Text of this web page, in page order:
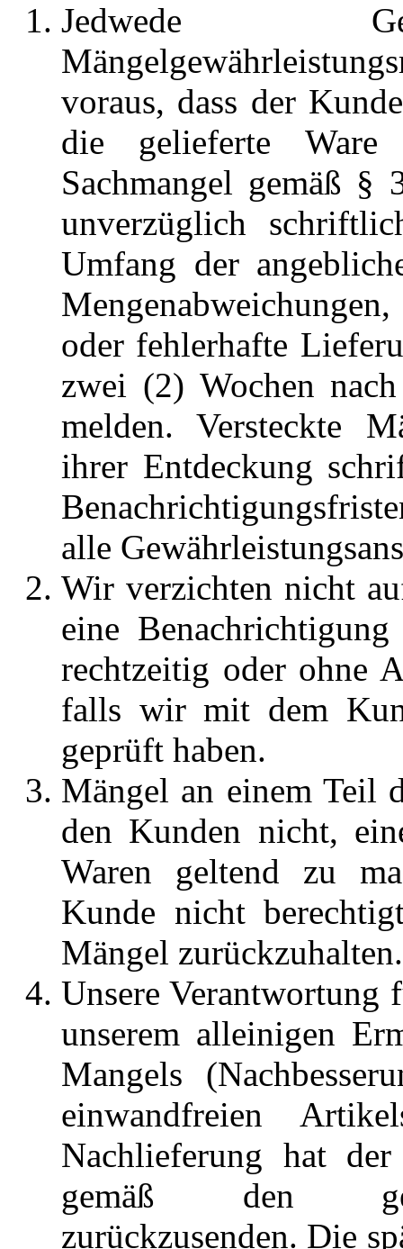
Jedwede
voraus, dass der
die gelieferte
Sachmangel gemäß
unverzüglich
Umfang der
oder fehlerhafte
zwei (2) Wochen
melden. Versteckte
ihrer Entdeckung
alle
Wir verzichten nicht
eine
rechtzeitig oder ohne
falls wir mit dem
geprüft haben.
Mängel an einem Teil
den Kunden nicht,
Waren geltend zu
Kunde nicht
Mängel
Unsere Verantwortung
unserem alleinigen
Mangels
einwandfreien
Nachlieferung hat
gemäß den
zurückzusenden. Die